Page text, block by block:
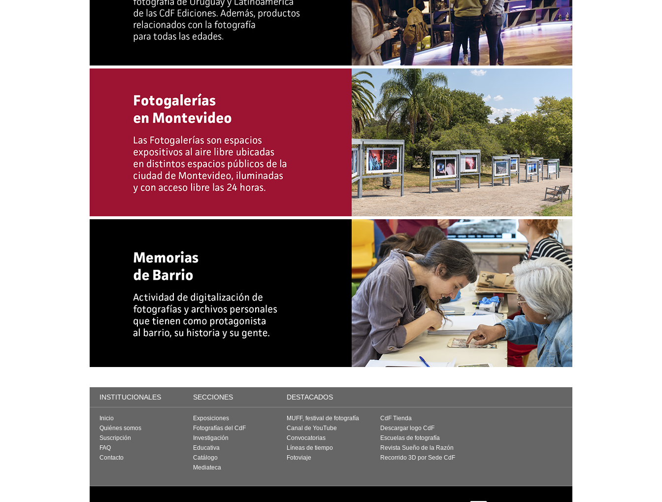
INSTITUCIONALES SECCIONES DESTACADOS
Inicio
Quiénes somos
Suscripción
FAQ
Contacto
Exposiciones
Fotografías del CdF
Investigación
Educativa
Catálogo
Mediateca
MUFF, festival de fotografía
Canal de YouTube
Convocatorias
Líneas de tiempo
Fotoviaje
CdF Tienda
Descargar logo CdF
Escuelas de fotografía
Revista Sueño de la Razón
Recorrido 3D por Sede CdF